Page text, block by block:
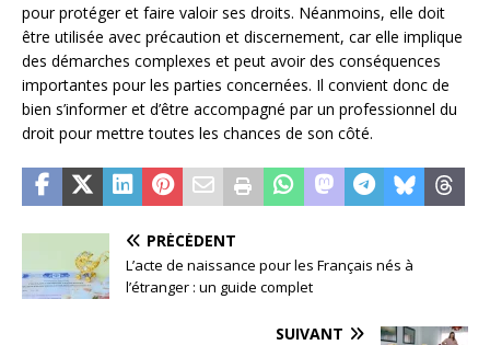
pour protéger et faire valoir ses droits. Néanmoins, elle doit
être utilisée avec précaution et discernement, car elle implique
des démarches complexes et peut avoir des conséquences
importantes pour les parties concernées. Il convient donc de
bien s’informer et d’être accompagné par un professionnel du
droit pour mettre toutes les chances de son côté.
PRÉCÉDENT
L’acte de naissance pour les Français nés à
l’étranger : un guide complet
SUIVANT